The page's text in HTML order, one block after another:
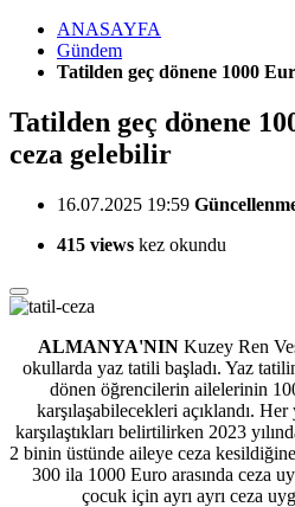
ANASAYFA
Gündem
Tatilden geç dönene 1000
Tatilden geç dönene
ceza gelebilir
16.07.2025 19:59
415 views kez okundu
ALMANYA'NIN Kuzey Ren
okullarda yaz tatili başladı. Yaz
dönen öğrencilerin ailelerinin
karşılaşabilecekleri açıklandı.
karşılaştıkları belirtilirken 2023
2 binin üstünde aileye ceza
300 ila 1000 Euro arasında ceza
çocuk için ayrı ayrı ceza